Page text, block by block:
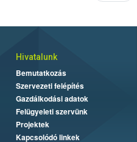
Hivatalunk
Bemutatkozás
Szervezeti felépítés
Gazdálkodási adatok
Felügyeleti szervünk
Projektek
Kapcsolódó linkek